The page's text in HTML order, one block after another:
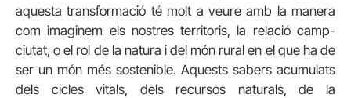
aquesta transformació té molt a veure amb la manera
com imaginem els nostres territoris, la relació camp-
ciutat, o el rol de la natura i del món rural en el que ha de
ser un món més sostenible. Aquests sabers acumulats
dels cicles vitals, dels recursos naturals, de la